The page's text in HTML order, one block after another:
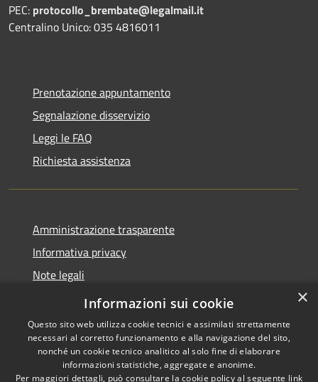
PEC: protocollo_brembate@legalmail.it
Centralino Unico: 035 4816011
Prenotazione appuntamento
Segnalazione disservizio
Leggi le FAQ
Richiesta assistenza
Amministrazione trasparente
Informativa privacy
Note legali
Dichiarazione di accessibilità
Copyright © 2026 • Comune di
×
Informazioni sui cookie
Questo sito web utilizza cookie tecnici e assimilati strettamente
necessari al corretto funzionamento e alla navigazione del sito,
nonché un cookie tecnico analitico al solo fine di elaborare
informazioni statistiche, aggregate e anonime.
Per maggiori dettagli, può consultare la cookie policy al seguente link